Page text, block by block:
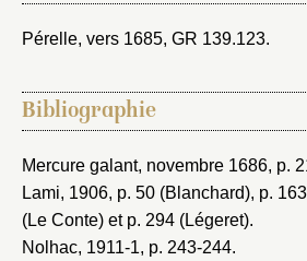
Pérelle, vers 1685, GR 139.123.
Bibliographie
Mercure galant, novembre 1686, p.
Lami, 1906, p. 50 (Blanchard), p.
(Le Conte) et p. 294 (Légeret).
Nolhac, 1911-1, p. 243-244.